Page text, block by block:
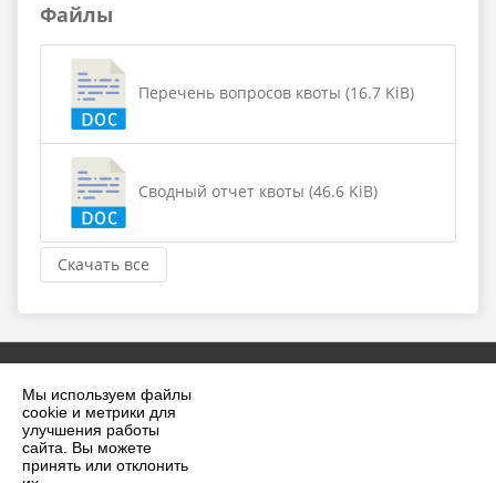
Мы используем файлы
cookie и метрики для
улучшения работы
сайта. Вы можете
принять или отклонить
Файлы
Перечень вопросов квоты (16.7 KiB)
Сводный отчет квоты (46.6 KiB)
Скачать все
2026 г. krilovskaya.ru